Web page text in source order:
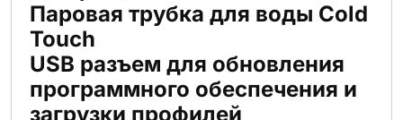
Паровая трубка для воды Cold
Touch
USB разъем для обновления
программного обеспечения и
загрузки профилей